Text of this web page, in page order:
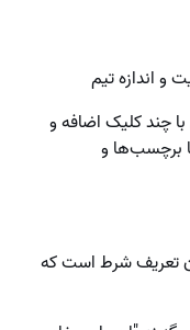
و اندازه تیم
چند کلیک اضافه و
برچسب‌ها و
تعریف شرط است که